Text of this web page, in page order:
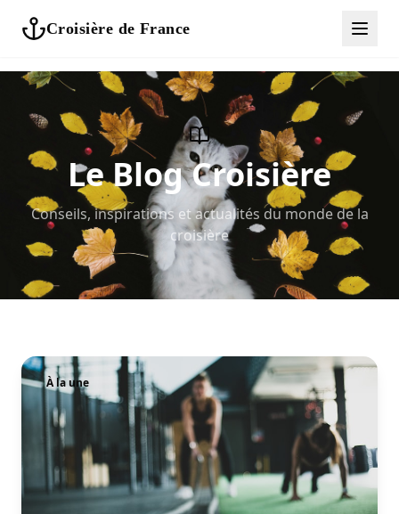
Croisière de France
Le Blog Croisière
Conseils, inspirations et actualités du monde de la
croisière
À la une